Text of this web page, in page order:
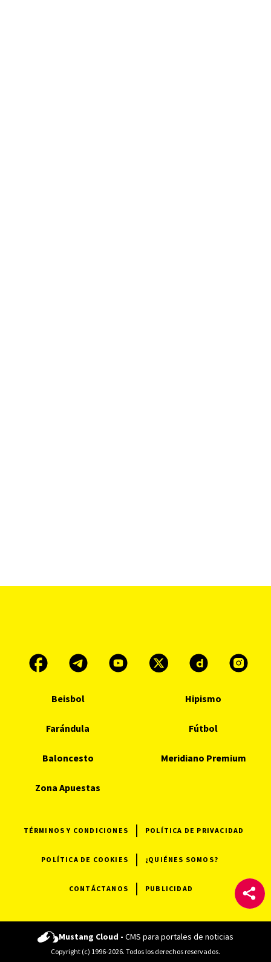
Beisbol Hipismo
Farándula Fútbol
Baloncesto Meridiano Premium
Zona Apuestas
TÉRMINOS Y CONDICIONES POLÍTICA DE PRIVACIDAD
POLÍTICA DE COOKIES ¿QUIÉNES SOMOS?
CONTÁCTANOS PUBLICIDAD
Mustang Cloud - CMS para portales de noticias
Copyright (c) 1996-2026. Todos los derechos reservados.